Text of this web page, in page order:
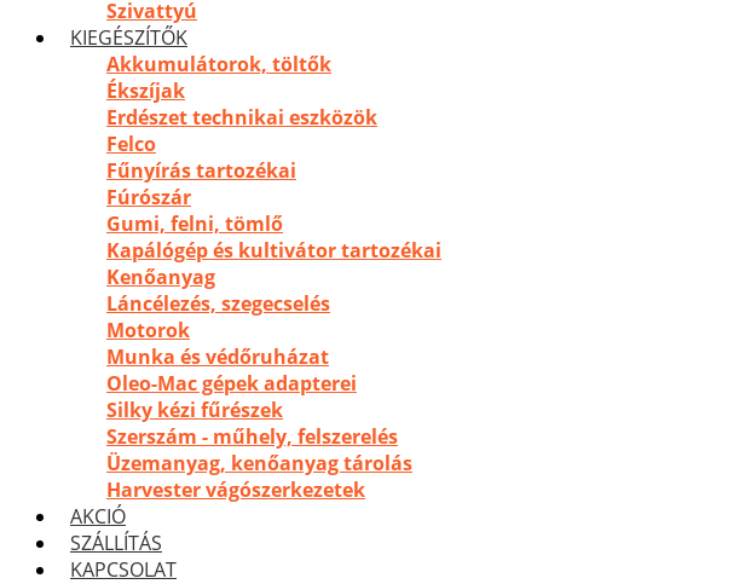
Szivattyú
KIEGÉSZÍTŐK
Akkumulátorok, töltők
Ékszíjak
Erdészet technikai eszközök
Felco
Fűnyírás tartozékai
Fúrószár
Gumi, felni, tömlő
Kapálógép és kultivátor tartozékai
Kenőanyag
Láncélezés, szegecselés
Motorok
Munka és védőruházat
Oleo-Mac gépek adapterei
Silky kézi fűrészek
Szerszám - műhely, felszerelés
Üzemanyag, kenőanyag tárolás
Harvester vágószerkezetek
AKCIÓ
SZÁLLÍTÁS
KAPCSOLAT